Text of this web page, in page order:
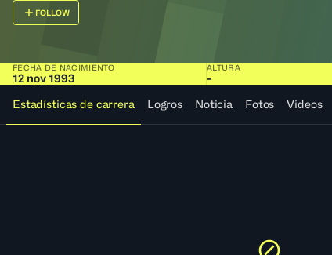
FOLLOW
FECHA DE NACIMIENTO
12 nov 1993
ALTURA
-
Estadísticas de carrera
Logros Noticia Fotos Videos